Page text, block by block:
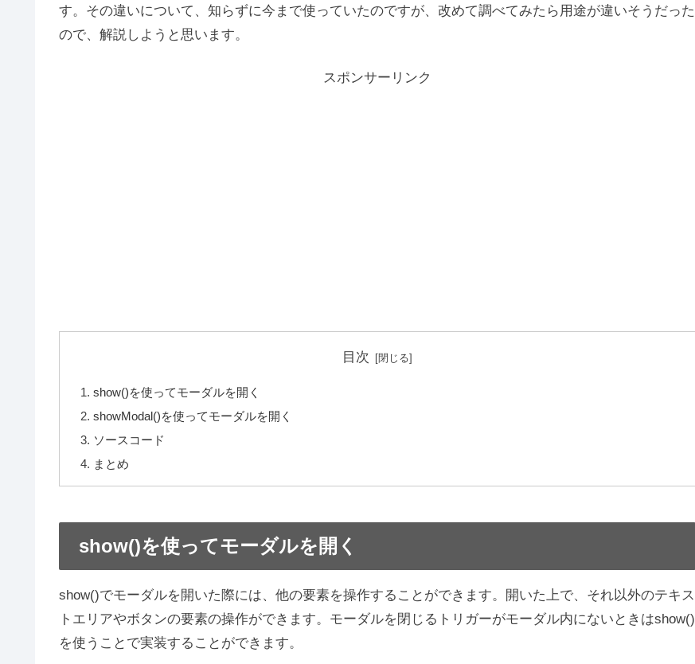
す。その違いについて、知らずに今まで使っていたのですが、改めて調べてみたら用途が違いそうだった
ので、解説しようと思います。
スポンサーリンク
目次
show()を使ってモーダルを開く
showModal()を使ってモーダルを開く
ソースコード
まとめ
show()を使ってモーダルを開く
show()でモーダルを開いた際には、他の要素を操作することができます。開いた上で、それ以外のテキス
トエリアやボタンの要素の操作ができます。モーダルを閉じるトリガーがモーダル内にないときはshow()
を使うことで実装することができます。